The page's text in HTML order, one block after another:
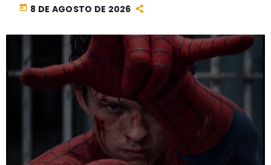
today 8 DE AGOSTO DE 2026